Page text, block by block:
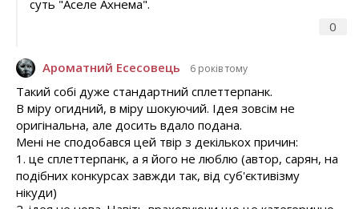
0
суть "Аселе Ахнема".
Ароматний Есесовець 6 років тому
Такий собі дуже стандартний сплеттерпанк.
В міру огидний, в міру шокуючий. Ідея зовсім не
оригінальна, але досить вдало подана.
Мені не сподобався цей твір з декількох причин:
1. це сплеттерпанк, а я його не люблю (автор, сарян, на
подібних конкурсах завжди так, від суб'єктивізму
нікуди)